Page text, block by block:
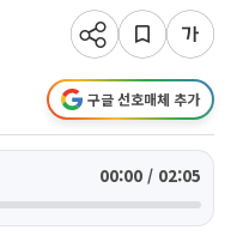
구글 선호매체 추가
00:00 / 02:05